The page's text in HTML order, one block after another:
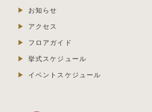
お知らせ
アクセス
フロアガイド
挙式スケジュール
イベントスケジュール